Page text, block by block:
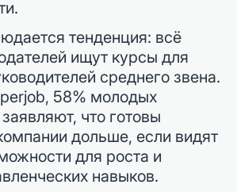
тенденция: всё
ищут курсы для
среднего звена.
58% молодых
что готовы
дольше, если видят
для роста и
навыков.